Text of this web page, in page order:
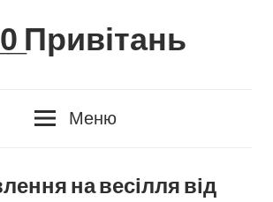
Привітань
Меню
на весілля від